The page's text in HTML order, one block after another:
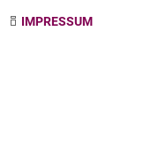
IMPRESSUM